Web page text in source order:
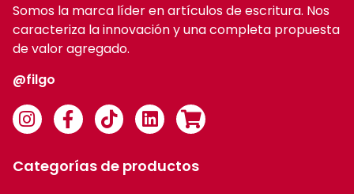
Somos la marca líder en artículos de escritura. Nos
caracteriza la innovación y una completa propuesta
de valor agregado.
@filgo
Categorías de productos